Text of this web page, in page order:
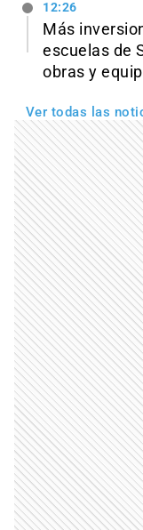
12:26
Más
escuelas de
obras y
Ver todas las